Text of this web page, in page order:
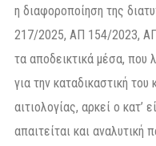
η διαφοροποίηση της
217/2025, ΑΠ 154/2023,
τα αποδεικτικά μέσα, που
για την καταδικαστική
αιτιολογίας, αρκεί ο κατ’
απαιτείται και αναλυτική